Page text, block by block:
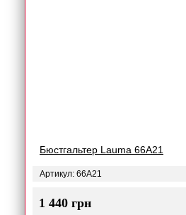
Бюстгальтер Lauma 66A21
Артикул: 66A21
1 440 грн